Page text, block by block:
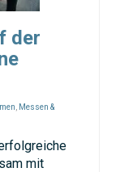
der
Messen &
mit